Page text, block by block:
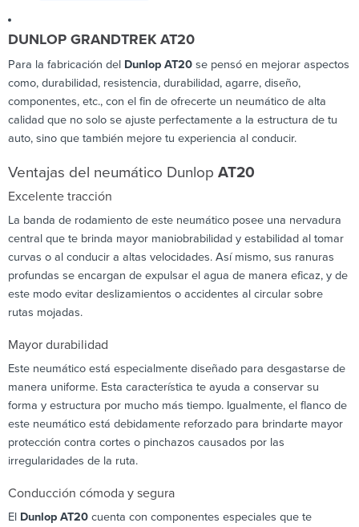
DUNLOP GRANDTREK AT20
Para la fabricación del Dunlop AT20 se pensó en mejorar aspectos
como, durabilidad, resistencia, durabilidad, agarre, diseño,
componentes, etc., con el fin de ofrecerte un neumático de alta
calidad que no solo se ajuste perfectamente a la estructura de tu
auto, sino que también mejore tu experiencia al conducir.
Ventajas del neumático Dunlop AT20
Excelente tracción
La banda de rodamiento de este neumático posee una nervadura
central que te brinda mayor maniobrabilidad y estabilidad al tomar
curvas o al conducir a altas velocidades. Así mismo, sus ranuras
profundas se encargan de expulsar el agua de manera eficaz, y de
este modo evitar deslizamientos o accidentes al circular sobre
rutas mojadas.
Mayor durabilidad
Este neumático está especialmente diseñado para desgastarse de
manera uniforme. Esta característica te ayuda a conservar su
forma y estructura por mucho más tiempo. Igualmente, el flanco de
este neumático está debidamente reforzado para brindarte mayor
protección contra cortes o pinchazos causados por las
irregularidades de la ruta.
Conducción cómoda y segura
El Dunlop AT20 cuenta con componentes especiales que te